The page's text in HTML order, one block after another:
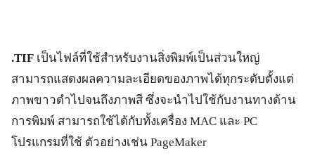
.TIF เป็นไฟล์ที่ใช้สำหรับงานสิ่งพิมพ์เป็นส่วนใหญ่
สามารถแสดงผลความละเอียดของภาพได้ทุกระดับตั้งแต่
ภาพขาวดำไปจนถึงภาพสี ซึ่งจะนำไปใช้กับงานทางด้าน
การพิมพ์ สามารถใช้ได้กับทั้งเครื่อง MAC และ PC
โปรแกรมที่ใช้ ตัวอย่างเช่น PageMaker